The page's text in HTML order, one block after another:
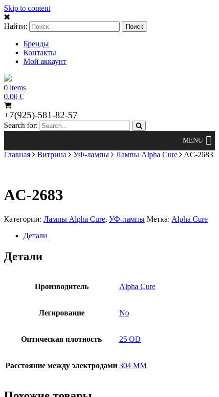
Skip to content
Найти:
Бренды
Контакты
Мой аккаунт
0 items
0.00 €
+7(925)-581-82-57
Search for:
Главная Витрина УФ-лампы Лампы Alpha Cure AC-2683
AC-2683
Категории: Лампы Alpha Cure, УФ-лампы Метка: Alpha Cure
Детали
Детали
Производитель Alpha Cure
Легирование No
Оптическая плотность 25 OD
Расстояние между электродами 304 MM